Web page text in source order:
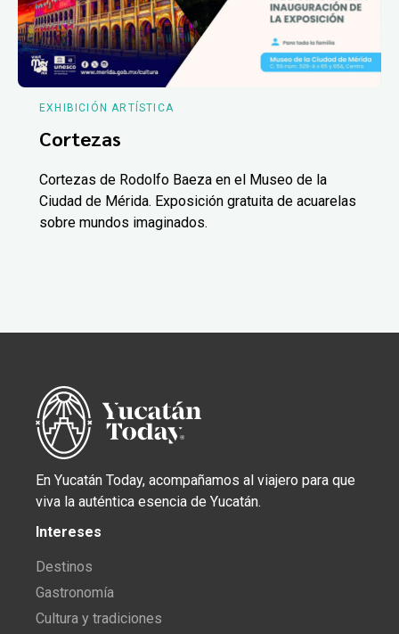
EXHIBICIÓN ARTÍSTICA
Cortezas
Cortezas de Rodolfo Baeza en el Museo de la
Ciudad de Mérida. Exposición gratuita de acuarelas
sobre mundos imaginados.
En Yucatán Today, acompañamos al viajero para que
viva la auténtica esencia de Yucatán.
Intereses
Destinos
Gastronomía
Cultura y tradiciones